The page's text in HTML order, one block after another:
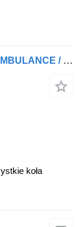
Volkswagen Amarok XL 2H 4motion - AMBULANCE / Krankenwagenambulans / ambul
koła